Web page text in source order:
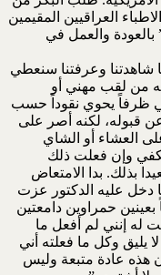
العراقيين المقيمين
بالعودة والعمل في
شاهدتنا وعرفتنا سنعطي
من لقب مهني أو
ظرفاً يحوي نقوداً حسب
قبوله، لكنه أصر على
العشاء أو الشاي
وإن فعلت ذلك
بذلك. بدا الامتعاض
دخل عليه الدكتور عزت
حمراوين دامعتين
له إنني لم أفعل ما
يليق وكل ما فعلته أني
هذه عادة متبعة وليس